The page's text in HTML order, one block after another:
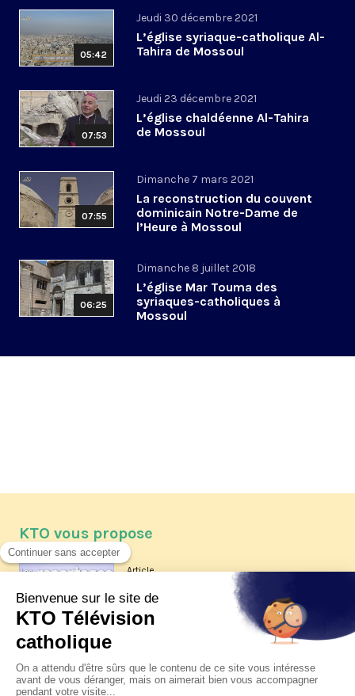
05:42
Jeudi 30 décembre 2021
L’église syriaque-catholique Al-
Tahira de Mossoul
07:53
Jeudi 23 décembre 2021
L’église chaldéenne Al-Tahira
de Mossoul
07:55
Dimanche 7 mars 2021
La reconstruction du couvent
dominicain Notre-Dame de
l’Heure à Mossoul
06:25
Dimanche 8 juillet 2018
L’église Mar Touma des
syriaques-catholiques à
Mossoul
KTO vous propose
Article
Les reportages d'été 2026 de KTO
La visite pastorale du pape Léon
XIV à Assise à suivre sur KTO le
jeudi 6 août